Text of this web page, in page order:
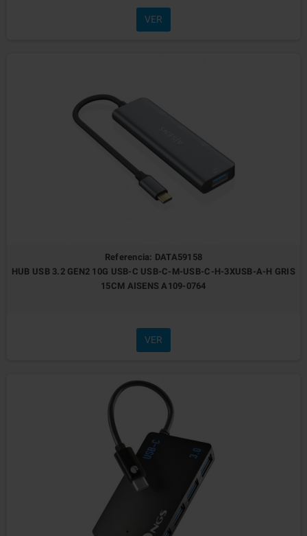
VER
Referencia: DATA59158
HUB USB 3.2 GEN2 10G USB-C USB-C-M-USB-C-H-3XUSB-A-H GRIS
15CM AISENS A109-0764
VER